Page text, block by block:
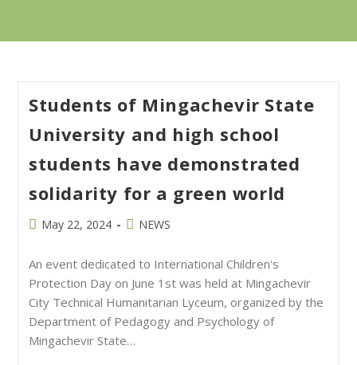
Students of Mingachevir State
University and high school
students have demonstrated
solidarity for a green world
May 22, 2024 NEWS
An event dedicated to International Children's
Protection Day on June 1st was held at Mingachevir
City Technical Humanitarian Lyceum, organized by the
Department of Pedagogy and Psychology of
Mingachevir State…